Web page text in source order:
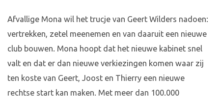
Afvallige Mona wil het trucje van Geert Wilders nadoen:
vertrekken, zetel meenemen en van daaruit een nieuwe
club bouwen. Mona hoopt dat het nieuwe kabinet snel
valt en dat er dan nieuwe verkiezingen komen waar zij
ten koste van Geert, Joost en Thierry een nieuwe
rechtse start kan maken. Met meer dan 100.000